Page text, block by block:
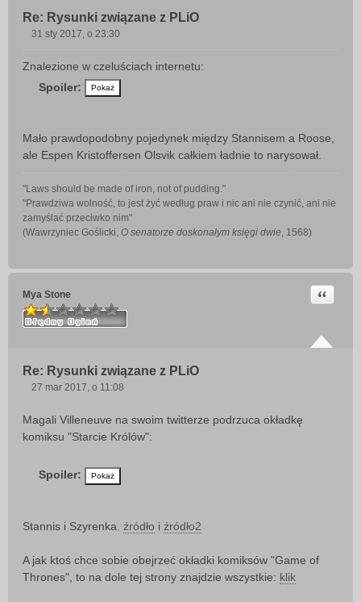
Re: Rysunki związane z PLiO
s
31 sty 2017, o 23:30
Znalezione w czeluściach internetu:
Spoiler:
Mało prawdopodobny pojedynek między Stannisem a Roose,
ale Espen Kristoffersen Olsvik całkiem ładnie to narysował.
"Laws should be made of iron, not of pudding."
"Prawdziwa wolność, to jest żyć według praw i nic ani nie czynić, ani nie
zamyślać przeciwko nim"
(Wawrzyniec Goślicki, O senatorze doskonałym księgi dwie, 1568)
Mya Stone
Re: Rysunki związane z PLiO
Cytuj
s
t
27 mar 2017, o 11:08
Magali Villeneuve na swoim twitterze podrzuca okładkę
komiksu "Starcie Królów":
Spoiler:
Stannis i Szyrenka. źródło i źródło2
A jak ktoś chce sobie obejrzeć okładki komiksów "Game of
Thrones", to na dole tej strony znajdzie wszystkie: klik